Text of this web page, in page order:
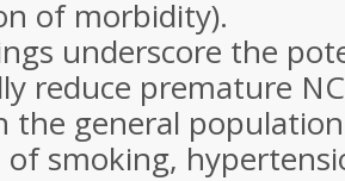
of morbidity).
underscore the
reduce premature
the general
smoking,